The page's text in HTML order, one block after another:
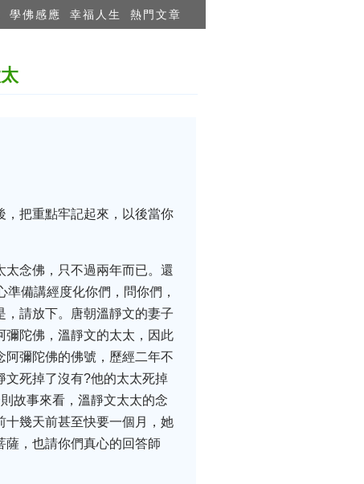
學佛感應 幸福人生 熱門文章
，把重點牢記起來，以後當你
念佛，只不過兩年而已。還
備講經度化你們，問你們，
請放下。唐朝溫靜文的妻子
彌陀佛，溫靜文的太太，因此
彌陀佛的佛號，歷經二年不
文死掉了沒有?他的太太死掉
故事來看，溫靜文太太的念
十幾天前甚至快要一個月，她
薩，也請你們真心的回答師